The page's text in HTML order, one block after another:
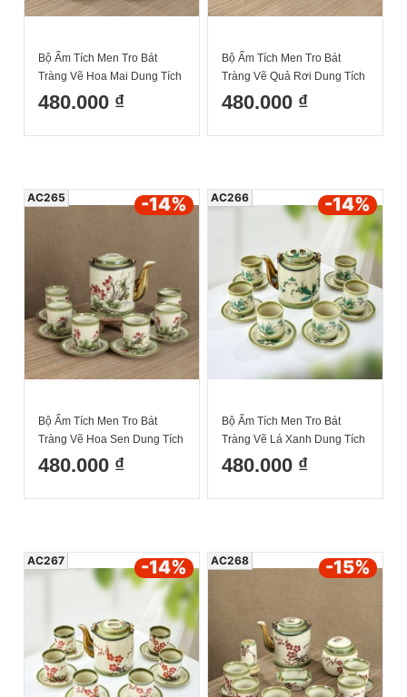
Bộ Ấm Tích Men Tro Bát
Tràng Vẽ Hoa Mai Dung Tích
1.5L
480.000 ₫
Bộ Ấm Tích Men Tro Bát
Tràng Vẽ Quả Rơi Dung Tích
1.5L
480.000 ₫
Bộ Ấm Tích Men Tro Bát
Tràng Vẽ Hoa Sen Dung Tích
1.5L
480.000 ₫
AC265 -14%
Bộ Ấm Tích Men Tro Bát
Tràng Vẽ Lá Xanh Dung Tích
1.5L
480.000 ₫
AC266 -14%
AC267 -14% AC268 -15%